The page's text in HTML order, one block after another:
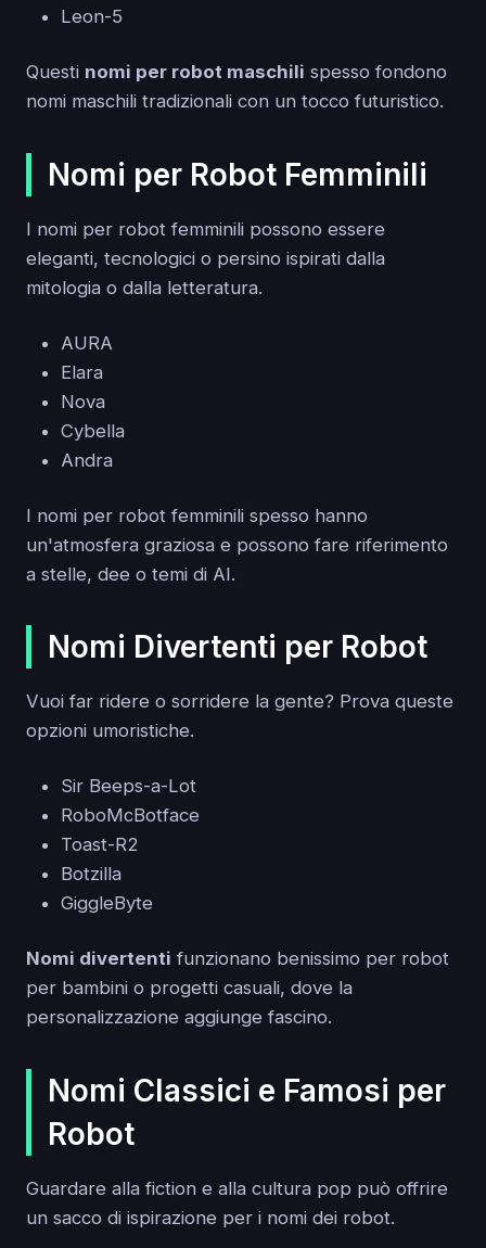
Leon-5
Questi nomi per robot maschili spesso fondono
nomi maschili tradizionali con un tocco futuristico.
Nomi per Robot Femminili
I nomi per robot femminili possono essere
eleganti, tecnologici o persino ispirati dalla
mitologia o dalla letteratura.
AURA
Elara
Nova
Cybella
Andra
I nomi per robot femminili spesso hanno
un'atmosfera graziosa e possono fare riferimento
a stelle, dee o temi di AI.
Nomi Divertenti per Robot
Vuoi far ridere o sorridere la gente? Prova queste
opzioni umoristiche.
Sir Beeps-a-Lot
RoboMcBotface
Toast-R2
Botzilla
GiggleByte
Nomi divertenti funzionano benissimo per robot
per bambini o progetti casuali, dove la
personalizzazione aggiunge fascino.
Nomi Classici e Famosi per
Robot
Guardare alla fiction e alla cultura pop può offrire
un sacco di ispirazione per i nomi dei robot.